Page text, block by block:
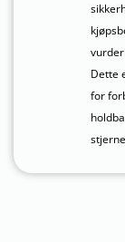
Dette
for